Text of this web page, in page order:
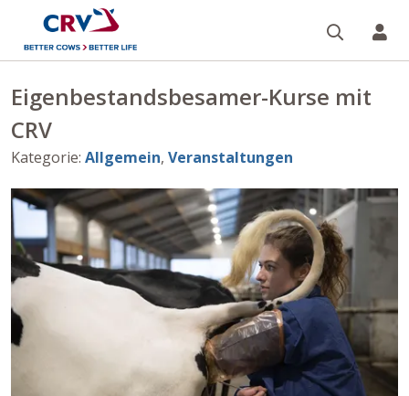
Eigenbestandsbesamer-Kurse mit
CRV
Kategorie: Allgemein, Veranstaltungen